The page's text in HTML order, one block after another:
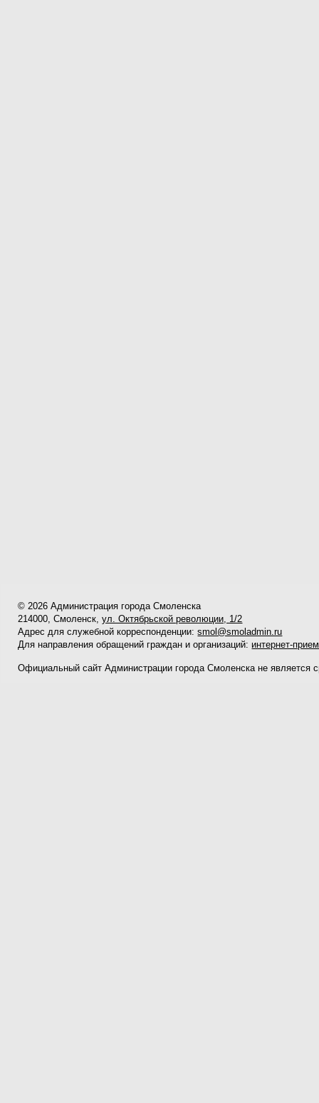
© 2026 Администрация города Смоленска
214000, Смоленск,ул. Октябрьской революции, 1/2
Адрес для служебной корреспонденции:smol@smoladmin.ru
Для направления обращений граждан и организаций: интернет-
Официальный сайт Администрации города Смоленска не является